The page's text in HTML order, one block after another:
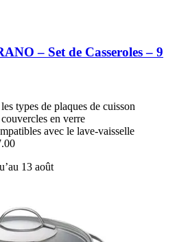
– Set de Casseroles – 9
types de plaques de cuisson
en verre
avec le lave-vaisselle
13 août